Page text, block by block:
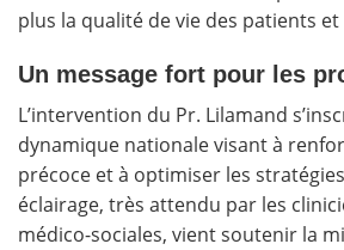
plus la qualité de vie des patients
Un message fort pour les
L’intervention du Pr. Lilamand
dynamique nationale visant à
précoce et à optimiser les
éclairage, très attendu par les
médico-sociales, vient soutenir la